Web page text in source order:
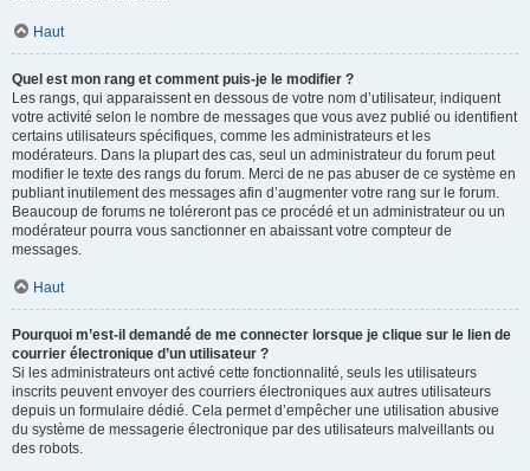
Haut
Quel est mon rang et comment puis-je le modifier ?
Les rangs, qui apparaissent en dessous de votre nom d’utilisateur, indiquent
votre activité selon le nombre de messages que vous avez publié ou identifient
certains utilisateurs spécifiques, comme les administrateurs et les
modérateurs. Dans la plupart des cas, seul un administrateur du forum peut
modifier le texte des rangs du forum. Merci de ne pas abuser de ce système en
publiant inutilement des messages afin d’augmenter votre rang sur le forum.
Beaucoup de forums ne toléreront pas ce procédé et un administrateur ou un
modérateur pourra vous sanctionner en abaissant votre compteur de
messages.
Haut
Pourquoi m’est-il demandé de me connecter lorsque je clique sur le lien de
courrier électronique d’un utilisateur ?
Si les administrateurs ont activé cette fonctionnalité, seuls les utilisateurs
inscrits peuvent envoyer des courriers électroniques aux autres utilisateurs
depuis un formulaire dédié. Cela permet d’empêcher une utilisation abusive
du système de messagerie électronique par des utilisateurs malveillants ou
des robots.